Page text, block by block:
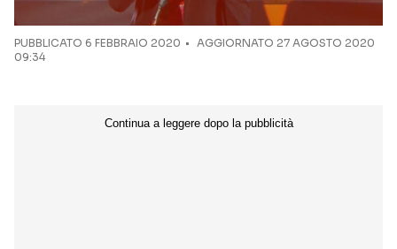
PUBBLICATO 6 FEBBRAIO 2020
AGGIORNATO 27 AGOSTO 2020
09:34